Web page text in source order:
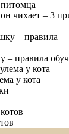
чихает – 3
– правила
у кота